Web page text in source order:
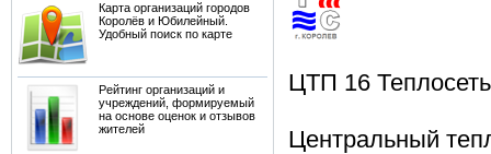
Карта организаций городов
Королёв и Юбилейный.
Удобный поиск по карте
Рейтинг организаций и
учреждений, формируемый
на основе оценок и отзывов
жителей
ЦТП 16 Теплосеть
Центральный